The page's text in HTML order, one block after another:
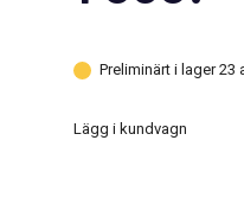
Preliminärt i lager 23
Lägg i kundvagn